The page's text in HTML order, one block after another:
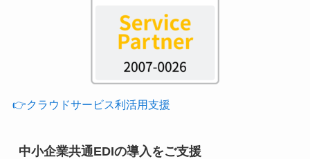
👉クラウドサービス利活用支援
中小企業共通EDIの導入をご支援